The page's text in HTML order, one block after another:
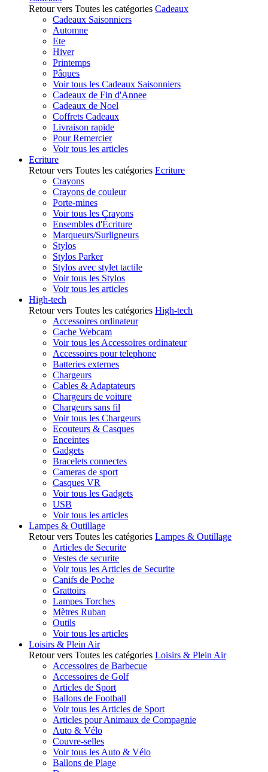
Retour vers Toutes les catégories Cadeaux
Cadeaux Saisonniers
Automne
Ete
Hiver
Printemps
Pâques
Voir tous les Cadeaux Saisonniers
Cadeaux de Fin d'Annee
Cadeaux de Noel
Coffrets Cadeaux
Livraison rapide
Pour Remercier
Voir tous les articles
Ecriture
Retour vers Toutes les catégories Ecriture
Crayons
Crayons de couleur
Porte-mines
Voir tous les Crayons
Ensembles d'Écriture
Marqueurs/Surligneurs
Stylos
Stylos Parker
Stylos avec stylet tactile
Voir tous les Stylos
Voir tous les articles
High-tech
Retour vers Toutes les catégories High-tech
Accessoires ordinateur
Cache Webcam
Voir tous les Accessoires ordinateur
Accessoires pour telephone
Batteries externes
Chargeurs
Cables & Adaptateurs
Chargeurs de voiture
Chargeurs sans fil
Voir tous les Chargeurs
Ecouteurs & Casques
Enceintes
Gadgets
Bracelets connectes
Cameras de sport
Casques VR
Voir tous les Gadgets
USB
Voir tous les articles
Lampes & Outillage
Retour vers Toutes les catégories Lampes & Outillage
Articles de Securite
Vestes de securite
Voir tous les Articles de Securite
Canifs de Poche
Grattoirs
Lampes Torches
Mètres Ruban
Outils
Voir tous les articles
Loisirs & Plein Air
Retour vers Toutes les catégories Loisirs & Plein Air
Accessoires de Barbecue
Accessoires de Golf
Articles de Sport
Ballons de Football
Voir tous les Articles de Sport
Articles pour Animaux de Compagnie
Auto & Vélo
Couvre-selles
Voir tous les Auto & Vélo
Ballons de Plage